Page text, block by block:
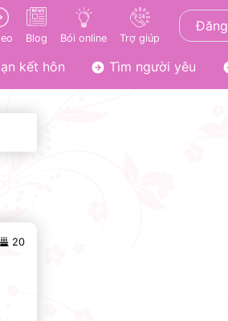
Blog Bói online Trợ giúp
kết hôn Tìm người yêu
20